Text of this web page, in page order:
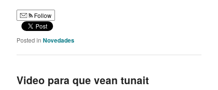
Follow
Posted in Novedades
Video para que vean tunait